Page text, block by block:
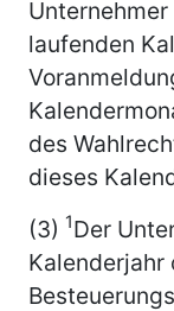
laufenden
des
dieses
(3) 1Der
Kalenderjahr